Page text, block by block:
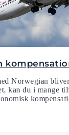
Norwegian
kan du i mange